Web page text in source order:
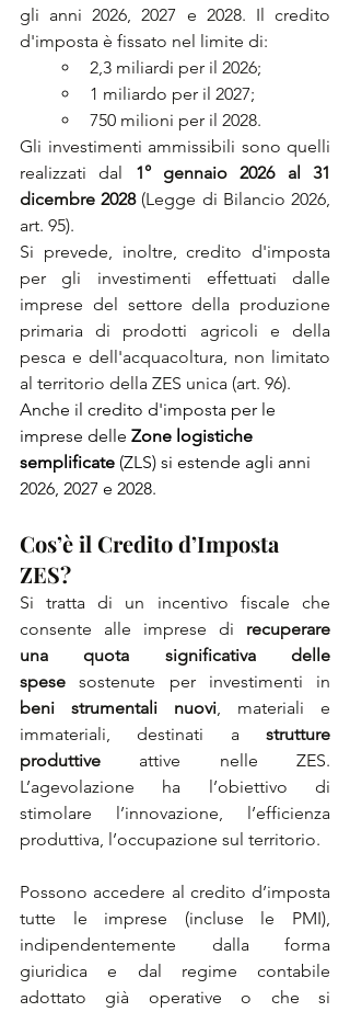
gli anni 2026, 2027 e 2028. Il credito
d'imposta è fissato nel limite di:
2,3 miliardi per il 2026;
1 miliardo per il 2027;
750 milioni per il 2028.
Gli investimenti ammissibili sono quelli
realizzati dal 1° gennaio 2026 al 31
dicembre 2028 (Legge di Bilancio 2026,
art. 95).
Si prevede, inoltre, credito d'imposta
per gli investimenti effettuati dalle
imprese del settore della produzione
primaria di prodotti agricoli e della
pesca e dell'acquacoltura, non limitato
al territorio della ZES unica (art. 96).
Anche il credito d'imposta per le
imprese delle Zone logistiche
semplificate (ZLS) si estende agli anni
2026, 2027 e 2028.
Cos’è il Credito d’Imposta
ZES?
Si tratta di un incentivo fiscale che
consente alle imprese di recuperare
una quota significativa delle
spese
beni strumentali nuovi, materiali e
immateriali, destinati a strutture
produttive attive nelle ZES.
L’agevolazione ha l’obiettivo di
stimolare l’innovazione, l’efficienza
produttiva, l’occupazione sul territorio.
Possono accedere al credito d’imposta
tutte le imprese (incluse le PMI),
indipendentemente dalla forma
giuridica e dal regime contabile
adottato già operative o che si